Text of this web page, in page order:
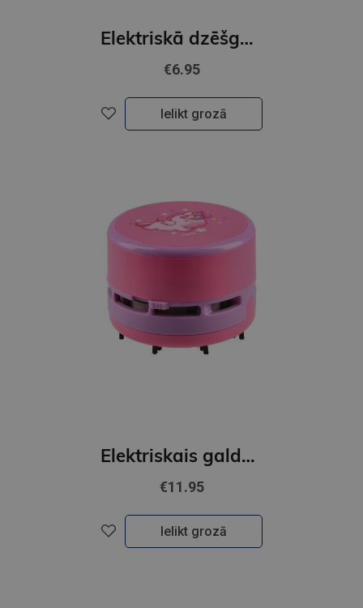
Elektriskā dzēšgumija, GIRL
€6.95
Ielikt grozā
Elektriskais galda putekļsūcējs, GIRL
€11.95
Ielikt grozā